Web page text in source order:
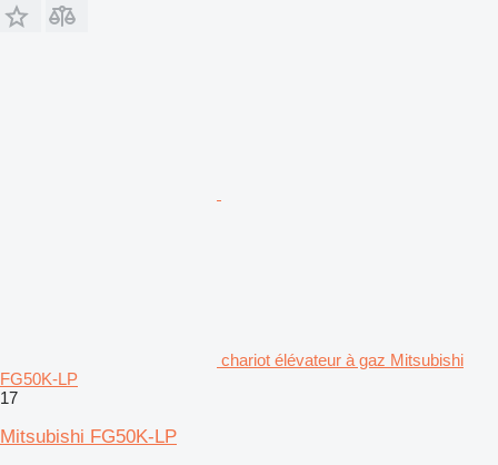
chariot élévateur à gaz Mitsubishi
FG50K-LP
17
Mitsubishi FG50K-LP